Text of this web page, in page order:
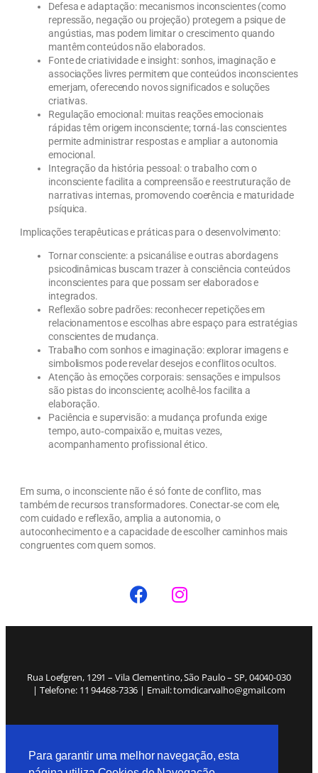
Defesa e adaptação: mecanismos inconscientes (como
repressão, negação ou projeção) protegem a psique de
angústias, mas podem limitar o crescimento quando
mantêm conteúdos não elaborados.
Fonte de criatividade e insight: sonhos, imaginação e
associações livres permitem que conteúdos inconscientes
emerjam, oferecendo novos significados e soluções
criativas.
Regulação emocional: muitas reações emocionais
rápidas têm origem inconsciente; torná‑las conscientes
permite administrar respostas e ampliar a autonomia
emocional.
Integração da história pessoal: o trabalho com o
inconsciente facilita a compreensão e reestruturação de
narrativas internas, promovendo coerência e maturidade
psíquica.
Implicações terapêuticas e práticas para o desenvolvimento:
Tornar consciente: a psicanálise e outras abordagens
psicodinâmicas buscam trazer à consciência conteúdos
inconscientes para que possam ser elaborados e
integrados.
Reflexão sobre padrões: reconhecer repetições em
relacionamentos e escolhas abre espaço para estratégias
conscientes de mudança.
Trabalho com sonhos e imaginação: explorar imagens e
simbolismos pode revelar desejos e conflitos ocultos.
Atenção às emoções corporais: sensações e impulsos
são pistas do inconsciente; acolhê‑los facilita a
elaboração.
Paciência e supervisão: a mudança profunda exige
tempo, auto‑compaixão e, muitas vezes,
acompanhamento profissional ético.
Em suma, o inconsciente não é só fonte de conflito, mas
também de recursos transformadores. Conectar‑se com ele,
com cuidado e reflexão, amplia a autonomia, o
autoconhecimento e a capacidade de escolher caminhos mais
congruentes com quem somos.
Rua Loefgren, 1291 – Vila Clementino, São Paulo – SP, 04040-030
| Telefone: 11 94468-7336 | Email: tomdicarvalho@gmail.com
Para garantir uma melhor navegação, esta